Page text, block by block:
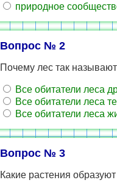
природное
Вопрос № 2
Почему лес так
Все обитатели леса
Все обитатели леса
Все обитатели леса
Вопрос № 3
Какие растения